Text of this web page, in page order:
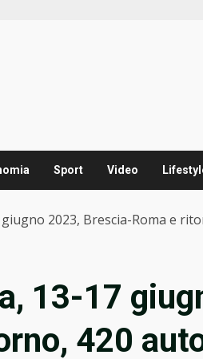
Sport Video
2023, Brescia-Roma e
13-17
420